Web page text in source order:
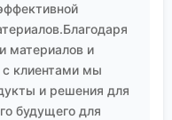
материалов и
с клиентами мы
и решения для
будущего для